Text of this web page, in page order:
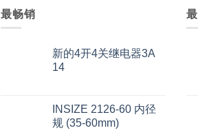
最畅销
新的4开4关继电器3A
14
INSIZE 2126-60 内径
规 (35-60mm)